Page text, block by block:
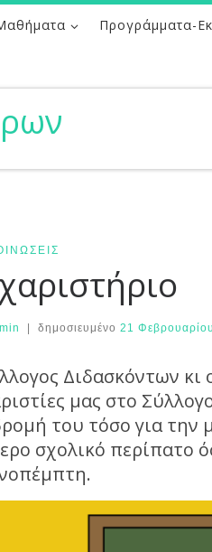
Προγράμματα-
δημοσιευμένο 21
Διδασκόντων κι
μας στο
του τόσο για την
σχολικό περίπατο